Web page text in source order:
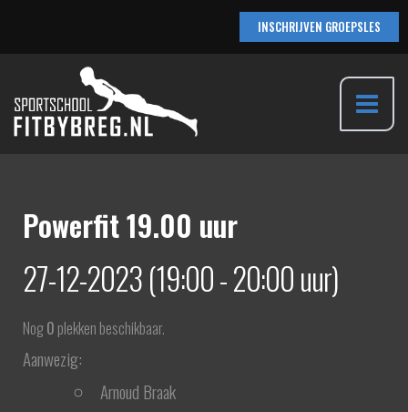
inhoud
INSCHRIJVEN GROEPSLES
Main
Powerfit 19.00 uur
27-12-2023 (19:00 - 20:00 uur)
Nog0 plekken beschikbaar.
Aanwezig:
Arnoud Braak